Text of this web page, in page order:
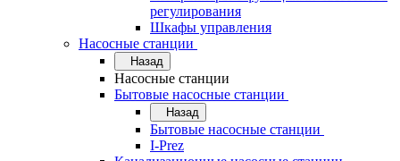
регулирования
Шкафы управления
Насосные станции
Назад
Насосные станции
Бытовые насосные станции
Назад
Бытовые насосные станции
I-Prez